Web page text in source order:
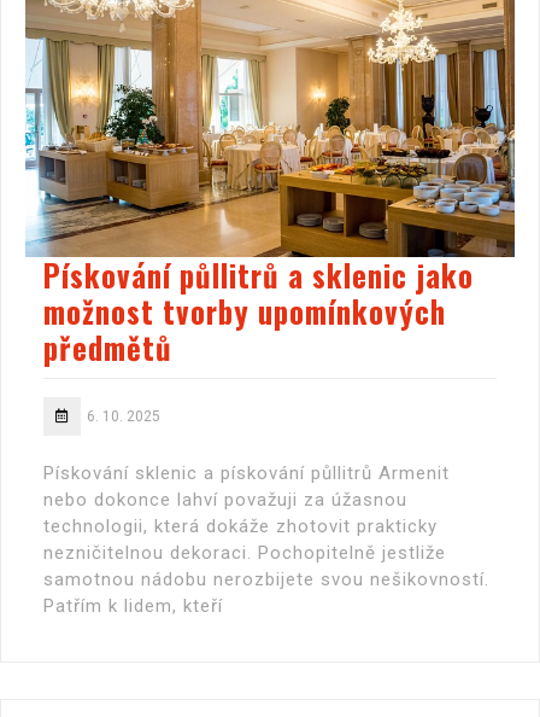
Pískování půllitrů a sklenic jako
možnost tvorby upomínkových
předmětů
6. 10. 2025
Pískování sklenic a pískování půllitrů Armenit
nebo dokonce lahví považuji za úžasnou
technologii, která dokáže zhotovit prakticky
nezničitelnou dekoraci. Pochopitelně jestliže
samotnou nádobu nerozbijete svou nešikovností.
Patřím k lidem, kteří